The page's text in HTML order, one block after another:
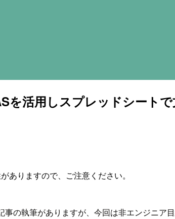
を活用しスプレッドシート
ありますので、ご注意ください。
の執筆がありますが、今回は非エンジニア